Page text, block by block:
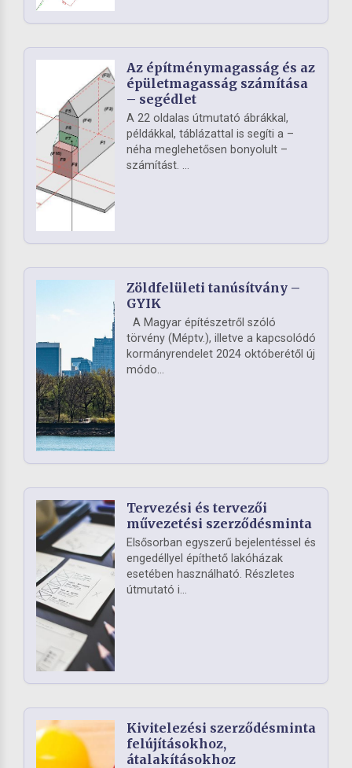
Az építménymagasság és az
épületmagasság számítása
– segédlet
A 22 oldalas útmutató ábrákkal,
példákkal, táblázattal is segíti a –
néha meglehetősen bonyolult –
számítást. ...
Zöldfelületi tanúsítvány –
GYIK
A Magyar építészetről szóló
törvény (Méptv.), illetve a kapcsolódó
kormányrendelet 2024 októberétől új
módo...
Tervezési és tervezői
művezetési szerződésminta
Elsősorban egyszerű bejelentéssel és
engedéllyel építhető lakóházak
esetében használható. Részletes
útmutató i...
Kivitelezési szerződésminta
felújításokhoz,
átalakításokhoz